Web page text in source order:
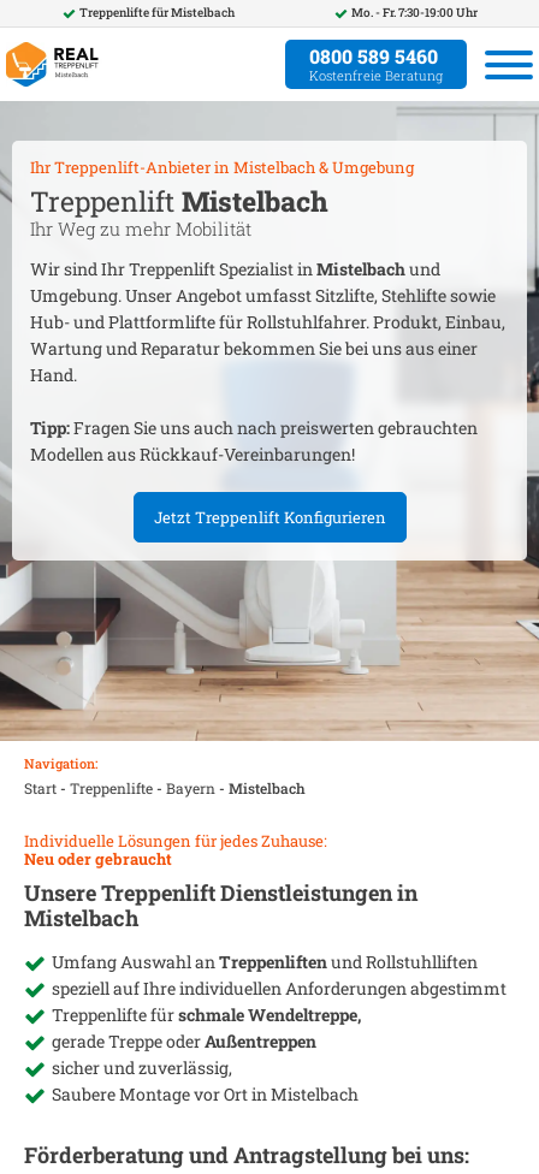
Treppenlifte fürMistelbach Mo. - Fr. 7:30-19:00 Uhr
0800 589 5460
Kostenfreie Beratung
Ihr Treppenlift-Anbieter in Mistelbach& Umgebung
Treppenlift Mistelbach
Ihr Weg zu mehr Mobilität
Wir sind Ihr Treppenlift Spezialist inMistelbachund
Umgebung. Unser Angebot umfasst Sitzlifte, Stehlifte sowie
Hub- und Plattformlifte für Rollstuhlfahrer. Produkt, Einbau,
Wartung und Reparatur bekommen Sie bei uns aus einer
Hand.
Tipp:Fragen Sie uns auch nach preiswerten gebrauchten
Modellen aus Rückkauf-Vereinbarungen!
Jetzt Treppenlift Konfigurieren
Navigation:
Start- Treppenlifte- Bayern - Mistelbach
Individuelle Lösungen für jedes Zuhause:
Neu oder gebraucht
Unsere Treppenlift Dienstleistungen in
Mistelbach
Umfang Auswahl anTreppenliftenund Rollstuhlliften
speziell auf Ihre individuellen Anforderungen abgestimmt
Treppenlifte fürschmale Wendeltreppe,
gerade Treppe oderAußentreppen
sicher und zuverlässig,
Saubere Montage vor Ort inMistelbach
Förderberatung und Antragstellung bei uns: